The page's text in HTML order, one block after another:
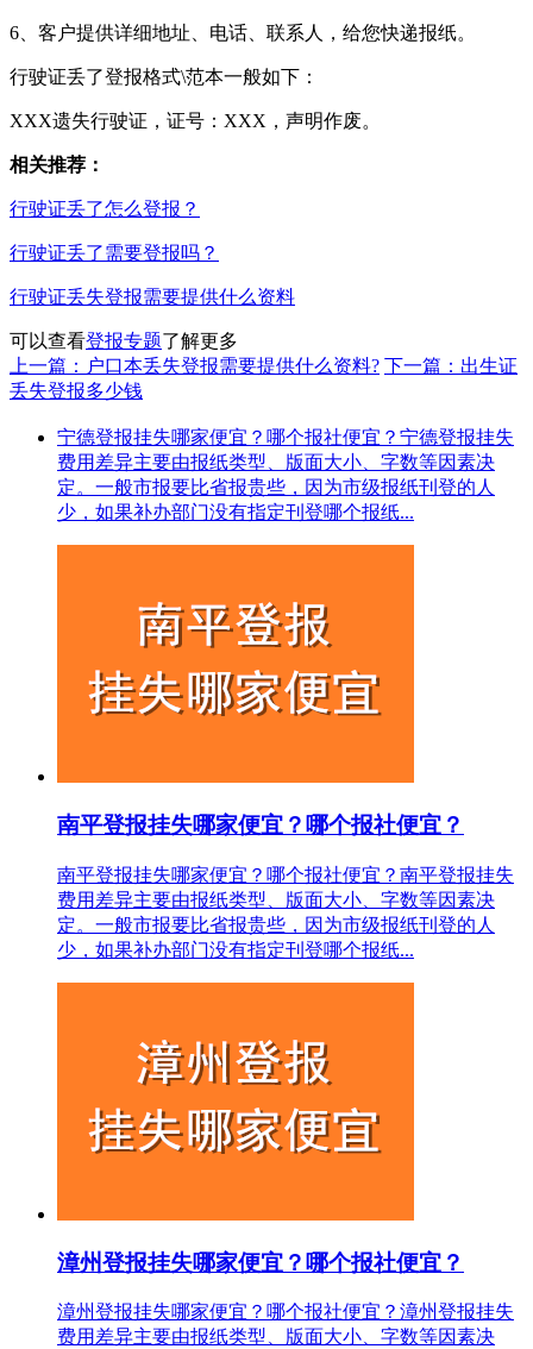
6、客户提供详细地址、电话、联系人，给您快递报纸。
行驶证丢了登报格式\范本一般如下：
XXX遗失行驶证，证号：XXX，声明作废。
相关推荐：
行驶证丢了怎么登报？
行驶证丢了需要登报吗？
行驶证丢失登报需要提供什么资料
可以查看登报专题了解更多
上一篇：户口本丢失登报需要提供什么资料? 下一篇：出生证
丢失登报多少钱
宁德登报挂失哪家便宜？哪个报社便宜？宁德登报挂失
费用差异主要由报纸类型、版面大小、字数等因素决
定。一般市报要比省报贵些，因为市级报纸刊登的人
少，如果补办部门没有指定刊登哪个报纸...
南平登报挂失哪家便宜？哪个报社便宜？
南平登报挂失哪家便宜？哪个报社便宜？南平登报挂失
费用差异主要由报纸类型、版面大小、字数等因素决
定。一般市报要比省报贵些，因为市级报纸刊登的人
少，如果补办部门没有指定刊登哪个报纸...
漳州登报挂失哪家便宜？哪个报社便宜？
漳州登报挂失哪家便宜？哪个报社便宜？漳州登报挂失
费用差异主要由报纸类型、版面大小、字数等因素决